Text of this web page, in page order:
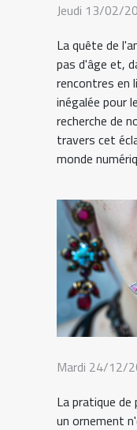
Jeudi 13/02/
La quête de
pas d'âge et,
rencontres en
inégalée pour
recherche de
travers cet
monde
Mardi 24/12/
La pratique de
un ornement